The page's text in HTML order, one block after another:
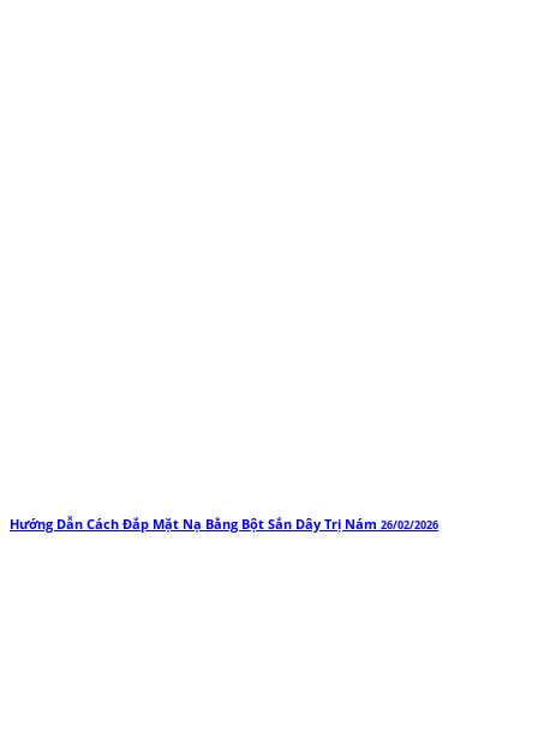
Hướng Dẫn Cách Đắp Mặt Nạ Bằng Bột Sắn Dây Trị Nám 26/02/2026